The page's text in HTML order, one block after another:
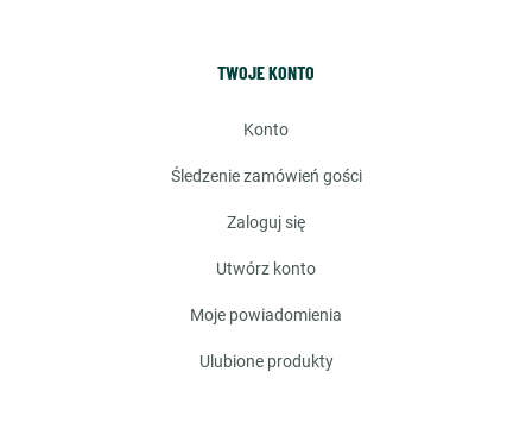
TWOJE KONTO
konto
śledzenie zamówień gości
zaloguj się
utwórz konto
moje powiadomienia
ulubione produkty